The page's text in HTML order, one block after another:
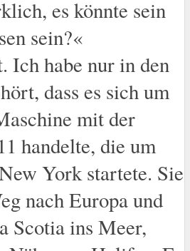
es könnte sein
sein?«
Ich habe nur in den
dass es sich um
mit der
handelte, die um
York startete. Sie
nach Europa und
Scotia ins Meer,